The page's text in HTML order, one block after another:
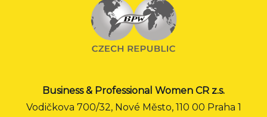
Business & Professional Women CR z.s.
Vodičkova 700/32, Nové Město, 110 00 Praha 1